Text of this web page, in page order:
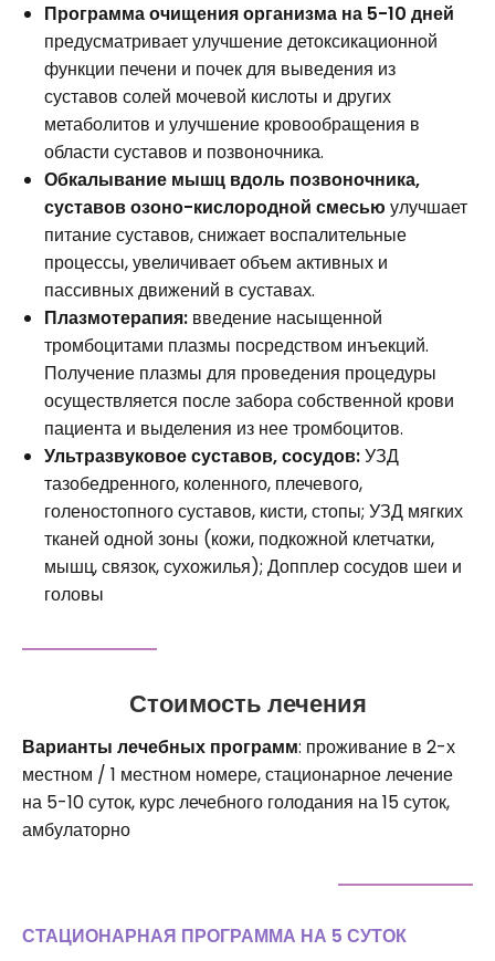
Программа очищения организма на 5-10 дней
предусматривает улучшение детоксикационной
функции печени и почек для выведения из
суставов солей мочевой кислоты и других
метаболитов и улучшение кровообращения в
области суставов и позвоночника.
Обкалывание мышц вдоль позвоночника,
суставов озоно-кислородной смесью улучшает
питание суставов, снижает воспалительные
процессы, увеличивает объем активных и
пассивных движений в суставах.
Плазмотерапия: введение насыщенной
тромбоцитами плазмы посредством инъекций.
Получение плазмы для проведения процедуры
осуществляется после забора собственной крови
пациента и выделения из нее тромбоцитов.
Ультразвуковое суставов, сосудов:УЗД
тазобедренного, коленного, плечевого,
голеностопного суставов, кисти, стопы; УЗД мягких
тканей одной зоны (кожи, подкожной клетчатки,
мышц, связок, сухожилья); Допплер сосудов шеи и
головы
Стоимость лечения
Варианты лечебных программ: проживание в 2-х
местном / 1 местном номере, стационарное лечение
на 5-10 суток, курс лечебного голодания на 15 суток,
амбулаторно
СТАЦИОНАРНАЯ ПРОГРАММА НА 5 СУТОК